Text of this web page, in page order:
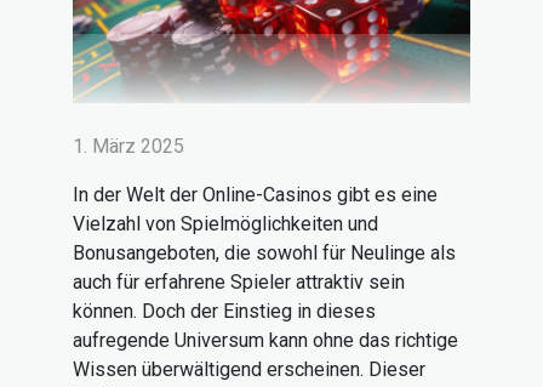
1. März 2025
In der Welt der Online-Casinos gibt es eine
Vielzahl von Spielmöglichkeiten und
Bonusangeboten, die sowohl für Neulinge als
auch für erfahrene Spieler attraktiv sein
können. Doch der Einstieg in dieses
aufregende Universum kann ohne das richtige
Wissen überwältigend erscheinen. Dieser